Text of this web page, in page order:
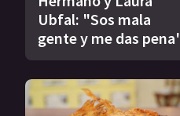
Ubfal: "Sos mala
gente y me das